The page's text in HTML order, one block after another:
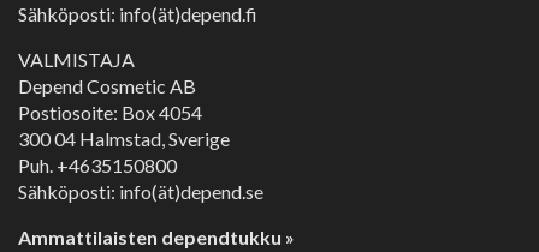
Sähköposti: info(ät)depend.fi
VALMISTAJA
Depend Cosmetic AB
Postiosoite: Box 4054
300 04 Halmstad, Sverige
Puh. +4635150800
Sähköposti: info(ät)depend.se
Ammattilaisten dependtukku »